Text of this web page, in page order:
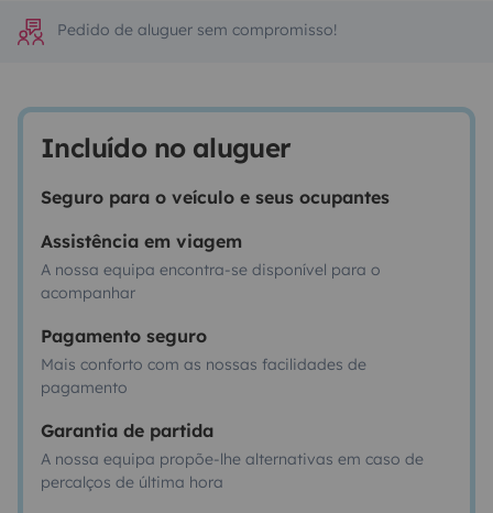
Pedido de aluguer sem compromisso!
Incluído no aluguer
Seguro para o veículo e seus ocupantes
Assistência em viagem
A nossa equipa encontra-se disponível para o
acompanhar
Pagamento seguro
Mais conforto com as nossas facilidades de
pagamento
Garantia de partida
A nossa equipa propõe-lhe alternativas em caso de
percalços de última hora